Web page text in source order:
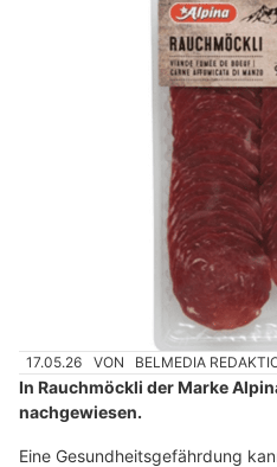
17.05.26 VON BELMEDIA
In Rauchmöckli der Marke
nachgewiesen.
Eine Gesundheitsgefährdung